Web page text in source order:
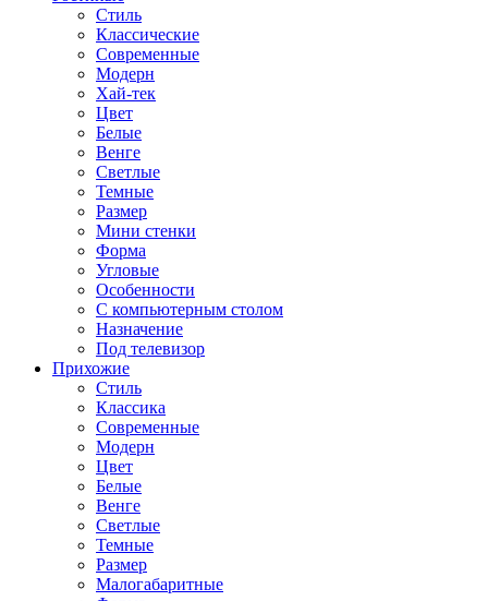
Стиль
Классические
Современные
Модерн
Хай-тек
Цвет
Белые
Венге
Светлые
Темные
Размер
Мини стенки
Форма
Угловые
Особенности
С компьютерным столом
Назначение
Под телевизор
Прихожие
Стиль
Классика
Современные
Модерн
Цвет
Белые
Венге
Светлые
Темные
Размер
Малогабаритные